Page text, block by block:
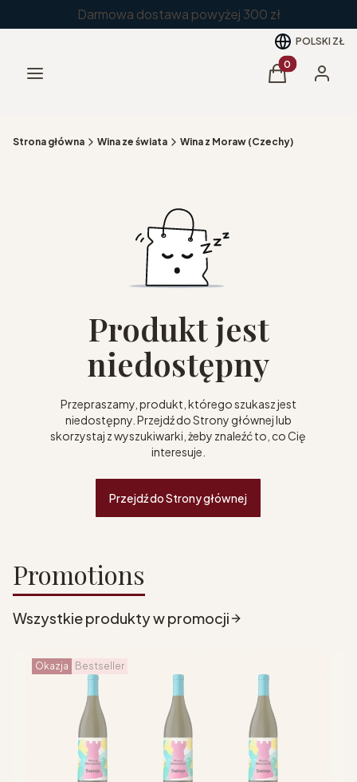
Darmowa dostawa powyżej 300 zł
POLSKI ZŁ
Menu Produkty w
Koszyk
Strona główna Wina ze świata Wina z Moraw (Czechy)
Produkt jest
niedostępny
Przepraszamy, produkt, którego szukasz jest
niedostępny. Przejdź do Strony głównej lub
skorzystaj z wyszukiwarki, żeby znaleźć to, co Cię
interesuje.
Przejdź do Strony głównej
Promotions
Wszystkie produkty w promocji
Okazja Bestseller